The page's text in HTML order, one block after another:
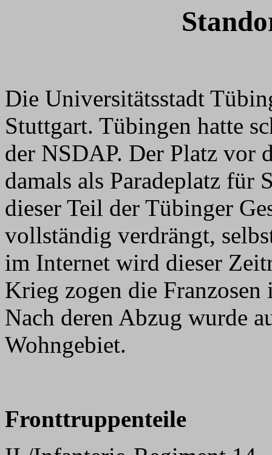
Die Universitätsstadt
Stuttgart. Tübingen hatte
der NSDAP. Der Platz vor
damals als Paradeplatz für
dieser Teil der Tübinger
vollständig verdrängt,
im Internet wird dieser
Krieg zogen die
Nach deren Abzug wurde
Wohngebiet.
Fronttruppenteile